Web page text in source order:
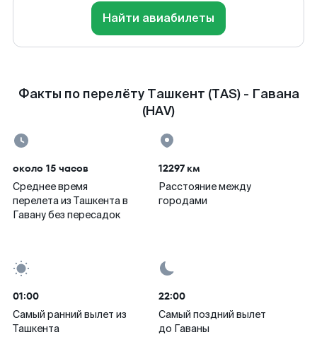
Найти авиабилеты
Факты по перелёту Ташкент (TAS) - Гавана
(HAV)
около 15 часов
Среднее время
перелета из Ташкента в
Гавану без пересадок
12297 км
Расстояние между
городами
01:00
Самый ранний вылет из
Ташкента
22:00
Самый поздний вылет
до Гаваны